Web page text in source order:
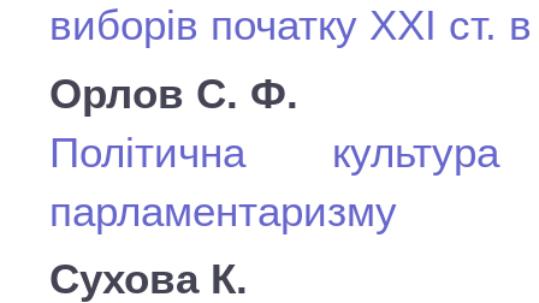
виборів початку XXI ст. в
Орлов С. Ф.
Політична
парламентаризму
Сухова К.